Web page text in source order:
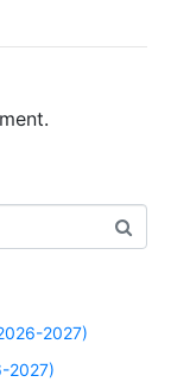
2026-2027)
2027)